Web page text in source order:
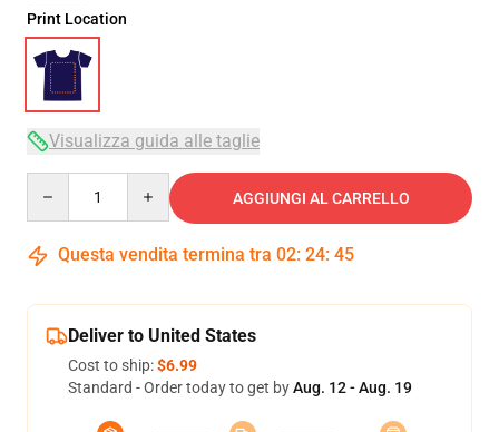
Print Location
Visualizza guida alle taglie
AGGIUNGI AL CARRELLO
Questa vendita termina tra 02: 24: 45
Deliver to United States
Cost to ship:$6.99
Standard - Order today to get byAug. 12 - Aug. 19